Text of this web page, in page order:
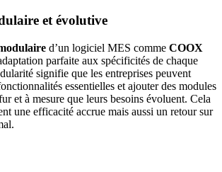
et évolutive
d’un logiciel MES comme COOX
parfaite aux spécificités de chaque
signifie que les entreprises peuvent
essentielles et ajouter des modules
et à mesure que leurs besoins évoluent. Cela
une efficacité accrue mais aussi un retour sur